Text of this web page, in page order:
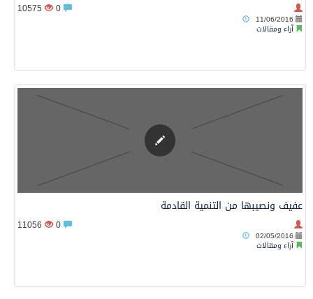
11/06/2016
آراء ومقالات
10575
عفيف ونصيبها من التنمية القادمة
02/05/2016
آراء ومقالات
11056